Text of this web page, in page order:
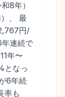
8年）
、 最
円/
連続で
年〜
となっ
6年続
率も